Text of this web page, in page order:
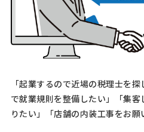
「起業するので近場の税理士を
で就業規則を整備したい」「集
りたい」「店舗の内装工事をお願
製造会社 > 縫製工場・ア
総額予算 30万円まで
[依頼・相談したい業務内容] 縫製 プ
す。 tシャツはレギュラーフィットの